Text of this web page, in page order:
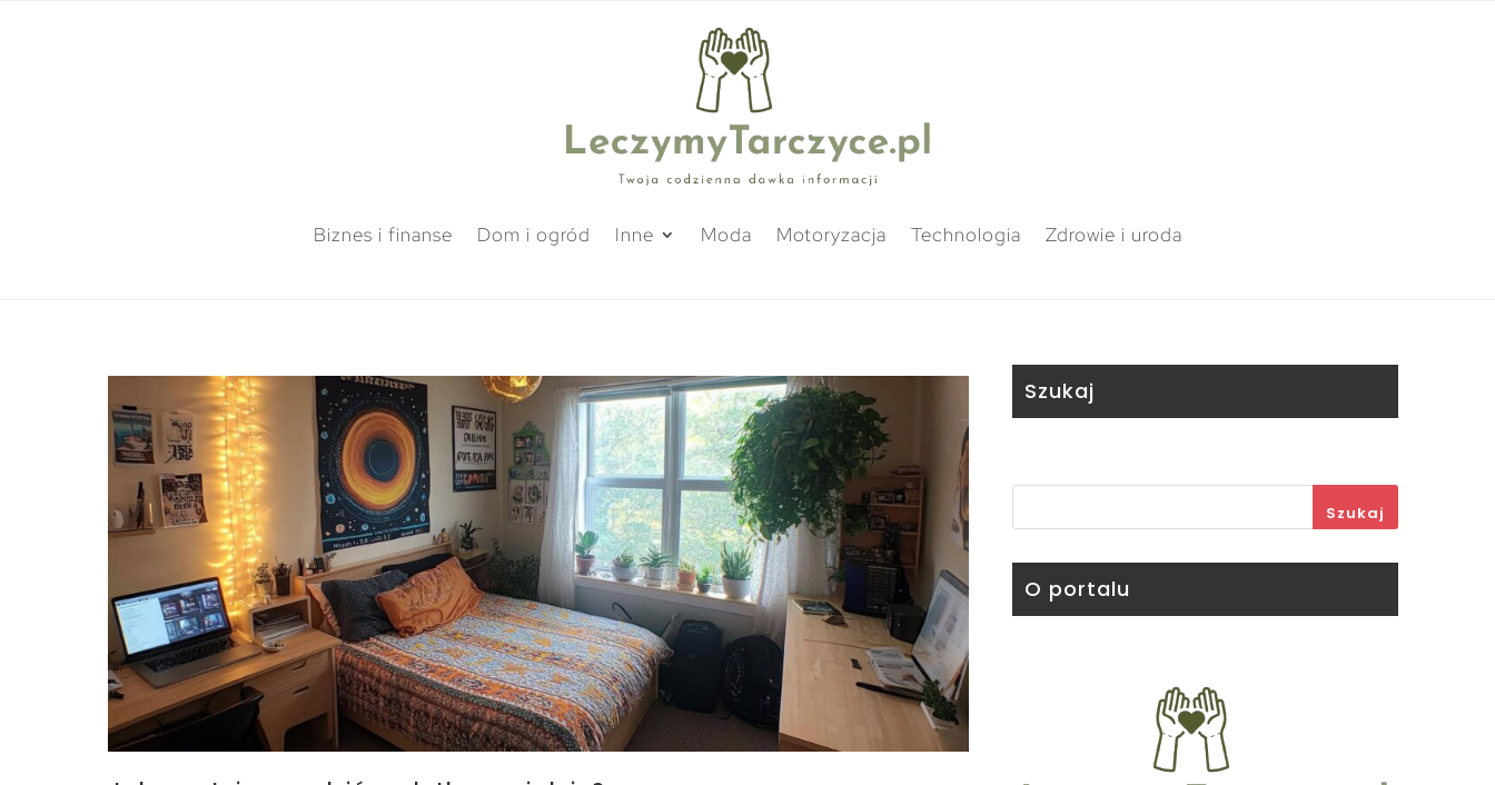
Biznes i finanse Dom i ogród Inne Moda Motoryzacja Technologia Zdrowie i uroda
Szukaj
Szukaj
O portalu